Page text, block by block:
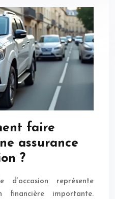
faire
assurance
?
d’occasion représente
financière importante.